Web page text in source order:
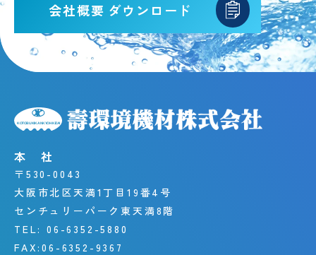
会社概要 ダウンロード
本 社
〒530-0043
大阪市北区天満1丁目19番4号
センチュリーパーク東天満8階
TEL: 06-6352-5880
FAX:06-6352-9367